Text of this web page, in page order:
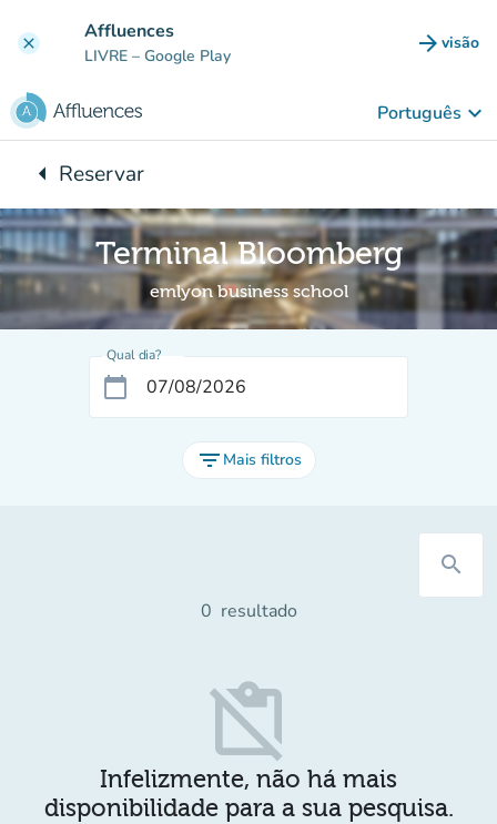
clear Affluences
LIVRE – Google Play arrow_forward visão
(novo
Português keyboard_arrow_down
arrow_leftVoltar para:
Reservar
Terminal Bloomberg
emlyon business school
Qual dia?
calendar_today
filter_list Mais filtros
search
0 resultado
content_paste_off
Infelizmente, não há mais
disponibilidade para a sua pesquisa.